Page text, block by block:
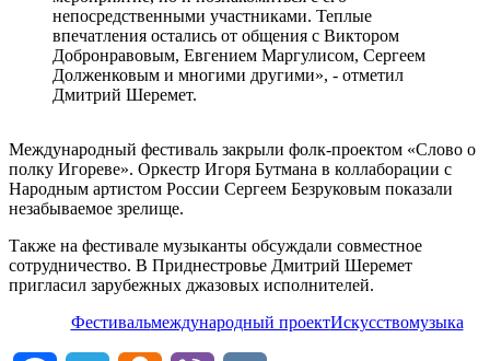
непосредственными участниками. Теплые
впечатления остались от общения с Виктором
Добронравовым, Евгением Маргулисом, Сергеем
Долженковым и многими другими», - отметил
Дмитрий Шеремет.
Международный фестиваль закрыли фолк-проектом «Слово о
полку Игореве». Оркестр Игоря Бутмана в коллаборации с
Народным артистом России Сергеем Безруковым показали
незабываемое зрелище.
Также на фестивале музыканты обсуждали совместное
сотрудничество. В Приднестровье Дмитрий Шеремет
пригласил зарубежных джазовых исполнителей.
Фестивальмеждународный проектИскусствомузыка